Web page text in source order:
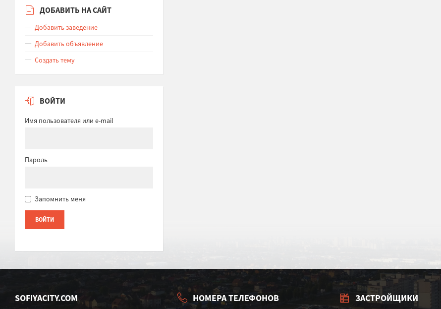
ДОБАВИТЬ НА САЙТ
Добавить заведение
Добавить объявление
Создать тему
ВОЙТИ
Имя пользователя или e-mail
Пароль
Запомнить меня
SOFIYACITY.COM НОМЕРА ТЕЛЕФОНОВ ЗАСТРОЙЩИКИ